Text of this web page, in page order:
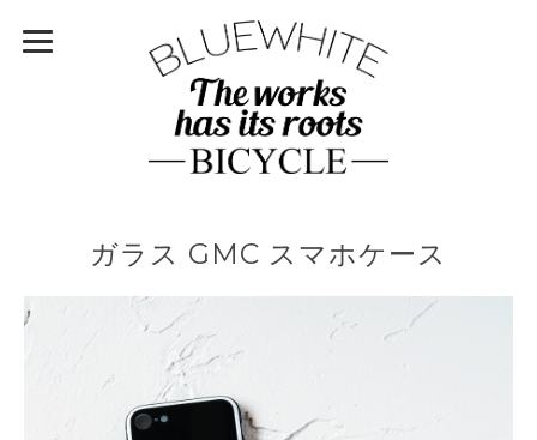
ガラス GMC スマホケース